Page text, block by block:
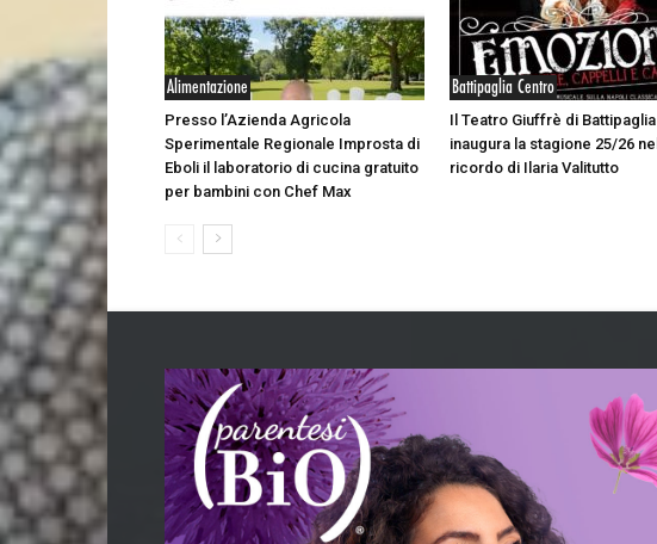
Alimentazione
Presso l’Azienda Agricola
Sperimentale Regionale Improsta di
Eboli il laboratorio di cucina gratuito
per bambini con Chef Max
Battipaglia Centro
Il Teatro Giuffrè di Battipaglia
inaugura la stagione 25/26 nel
ricordo di Ilaria Valitutto